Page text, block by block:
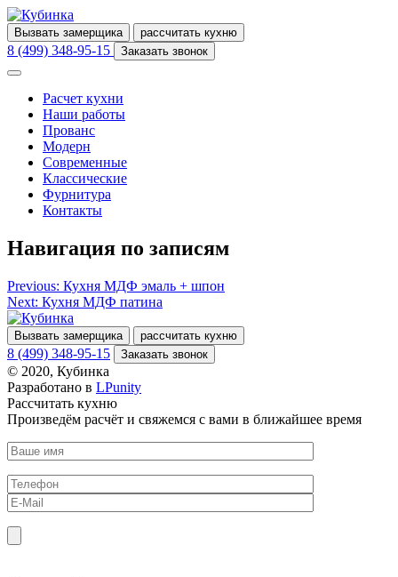
Вызвать замерщика рассчитать кухню
8 (499) 348-95-15 Заказать звонок
Расчет кухни
Наши работы
Прованс
Модерн
Современные
Классические
Фурнитура
Контакты
Навигация по записям
Previous: Кухня МДФ эмаль + шпон
Next: Кухня МДФ патина
Вызвать замерщика рассчитать кухню
8 (499) 348-95-15 Заказать звонок
© 2020, Кубинка
Разработано в LPunity
Рассчитать кухню
Произведём расчёт и свяжемся с вами в ближайшее время